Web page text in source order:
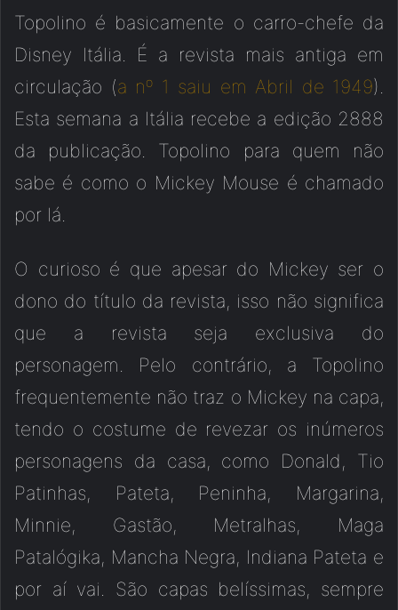
Topolino é basicamente o carro-chefe da
Disney Itália. É a revista mais antiga em
circulação (a nº 1 saiu em Abril de 1949).
Esta semana a Itália recebe a edição 2888
da publicação. Topolino para quem não
sabe é como o Mickey Mouse é chamado
por lá.
O curioso é que apesar do Mickey ser o
dono do título da revista, isso não significa
que a revista seja exclusiva do
personagem. Pelo contrário, a Topolino
frequentemente não traz o Mickey na capa,
tendo o costume de revezar os inúmeros
personagens da casa, como Donald, Tio
Patinhas, Pateta, Peninha, Margarina,
Minnie, Gastão, Metralhas, Maga
Patalógika, Mancha Negra, Indiana Pateta e
por aí vai. São capas belíssimas, sempre